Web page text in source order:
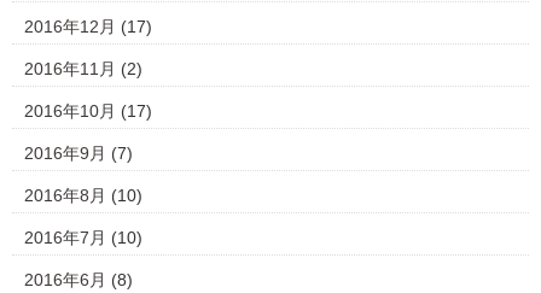
2016年12月 (17)
2016年11月 (2)
2016年10月 (17)
2016年9月 (7)
2016年8月 (10)
2016年7月 (10)
2016年6月 (8)